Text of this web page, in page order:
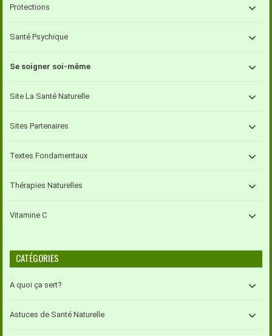
Protections
Santé Psychique
Se soigner soi-même
Site La Santé Naturelle
Sites Partenaires
Textes Fondamentaux
Thérapies Naturelles
Vitamine C
CATÉGORIES
A quoi ça sert?
Astuces de Santé Naturelle